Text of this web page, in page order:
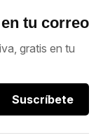
tu correo
gratis en tu
Suscríbete